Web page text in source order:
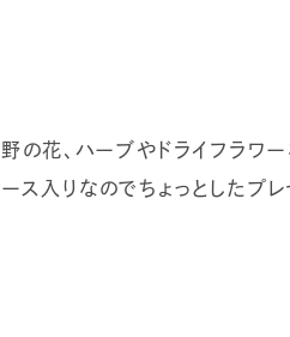
花、ハーブやドライフラワー
入りなのでちょっとしたプレ